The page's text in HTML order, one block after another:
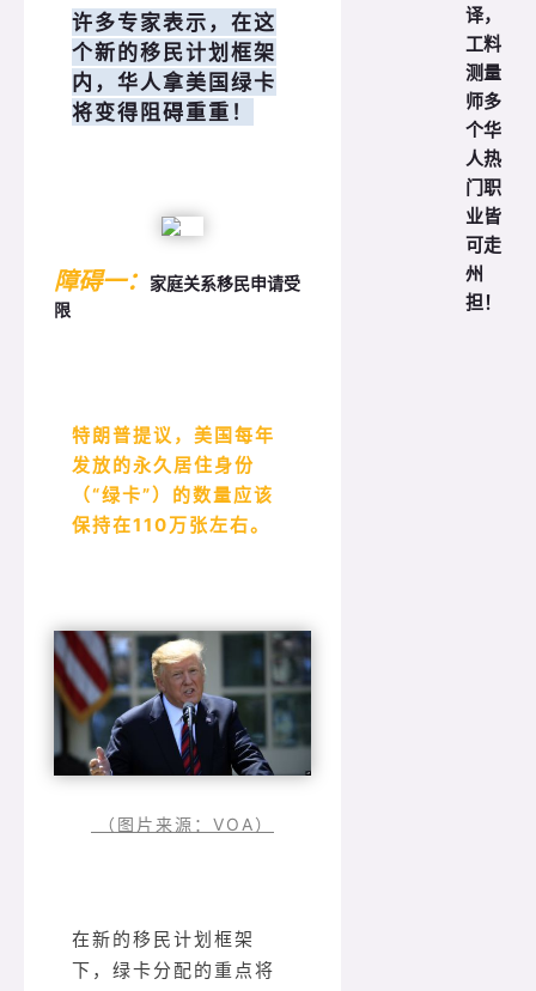
许多专家表示，在这
个新的移民计划框架
内，华人拿美国绿卡
将变得阻碍重重！
障碍一： 家庭关系移民申请受
限
特朗普提议，美国每年
发放的永久居住身份
（“绿卡”）的数量应该
保持在110万张左右。
（图片来源：VOA）
在新的移民计划框架
下，绿卡分配的重点将
译，
工料
测量
师多
个华
人热
门职
业皆
可走
州
担！